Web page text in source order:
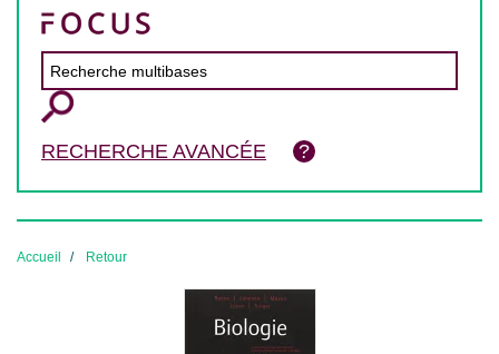
RECHERCHE AVANCÉE
Accueil Retour